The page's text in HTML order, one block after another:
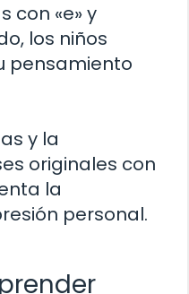
con «e» y
los niños
pensamiento
y la
originales con
la
personal.